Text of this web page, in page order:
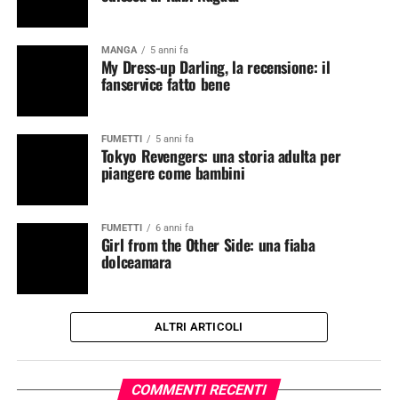
MANGA 5 anni fa
My Dress-up Darling, la recensione: il
fanservice fatto bene
FUMETTI 5 anni fa
Tokyo Revengers: una storia adulta per
piangere come bambini
FUMETTI 6 anni fa
Girl from the Other Side: una fiaba
dolceamara
ALTRI ARTICOLI
COMMENTI RECENTI